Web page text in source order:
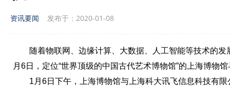
资讯要闻 发布于：2020-01-08
随着物联网、边缘计算、大数据、人工智能等技术的
月6日，定位“世界顶级的中国古代艺术博物馆”的上海博物
1月6日下午，上海博物馆与上海科大讯飞信息科技有限